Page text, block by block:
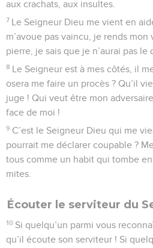
aux crachats, aux insultes.
7 Le Seigneur Dieu me vient en
m’avoue pas vaincu, je rends mon
pierre, je sais que je n’aurai pas le
8 Le Seigneur est à mes côtés, il
osera me faire un procès ? Qu’il
juge ! Qui veut être mon
face de moi !
9 C’est le Seigneur Dieu qui me
pourrait me déclarer coupable ?
tous comme un habit qui tombe
mites.
Écouter le serviteur du
10 Si quelqu’un parmi vous
qu’il écoute son serviteur ! Si